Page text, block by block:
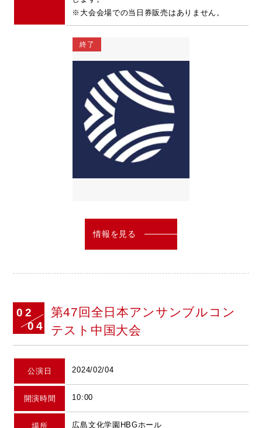
※大会会場での当日券販売はありません。
終了
情報を見る
02
04
第47回全日本アンサンブルコン
テスト中国大会
公演日 2024/02/04
開演時間 10:00
場所 広島文化学園HBGホール